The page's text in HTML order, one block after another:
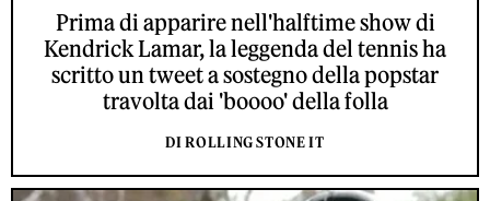
Prima di apparire nell'halftime show di
Kendrick Lamar, la leggenda del tennis ha
scritto un tweet a sostegno della popstar
travolta dai 'boooo' della folla
DI ROLLING STONE IT